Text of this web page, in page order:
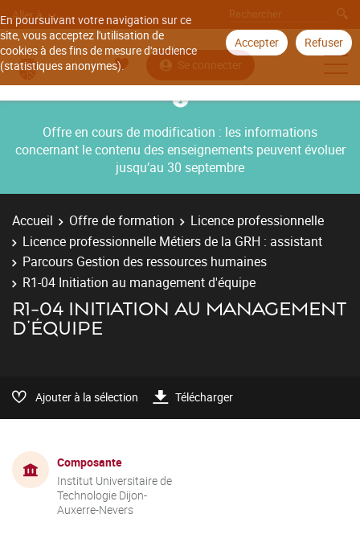
En poursuivant votre navigation sur ce
site, vous acceptez l'utilisation de
cookies à des fins de mesure d'audience
(statistiques anonymes).
Accepter Refuser
Aller à
Se connecter
Offre en cours de modification : les informations
concernant le contenu des enseignements peuvent évoluer
jusqu’au 30 septembre
Accueil Offre de formation
Licence professionnelle
Licence professionnelle Métiers de la GRH : assistant
Parcours Gestion des ressources humaines
R1-04 Initiation au management d'équipe
R1-04 INITIATION AU MANAGEMENT
D'ÉQUIPE
Ajouter à la sélection Télécharger
Composante
Institut Universitaire de
Technologie Dijon-
Auxerre-Nevers